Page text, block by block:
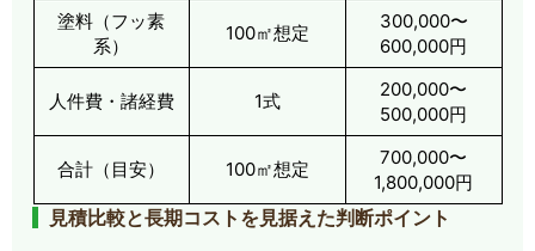
塗料（フッ素
系）
100㎡想定
300,000〜
600,000円
人件費・諸経費 1式
200,000〜
500,000円
合計（目安） 100㎡想定
700,000〜
1,800,000円
見積比較と長期コストを見据えた判断ポイント